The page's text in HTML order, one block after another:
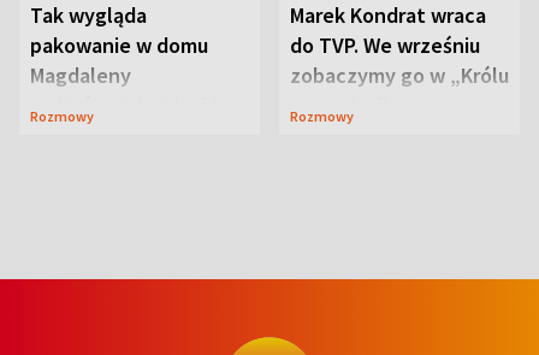
Tak wygląda
pakowanie w domu
Magdaleny
Waligórskiej-Lisieckiej.
Rozmowy
Marek Kondrat wraca
do TVP. We wrześniu
zobaczymy go w „Królu
Maciusiu I”
Rozmowy